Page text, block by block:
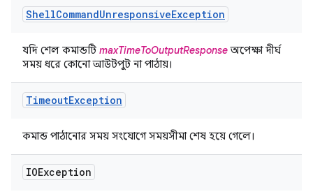
ShellCommandUnresponsiveException
যদি শেল কমান্ডটি maxTimeToOutputResponseঅপেক্ষা দীর্ঘ
সময় ধরে কোনো আউটপুট না পাঠায়।
TimeoutException
কমান্ড পাঠানোর সময় সংযোগে সময়সীমা শেষ হয়ে গেলে।
IOException